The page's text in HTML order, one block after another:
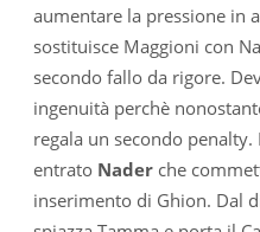
aumentare la pressione in
sostituisce Maggioni con
secondo fallo da rigore.
ingenuità perchè
regala un secondo
entrato Naderche
inserimento di Ghion. Dal